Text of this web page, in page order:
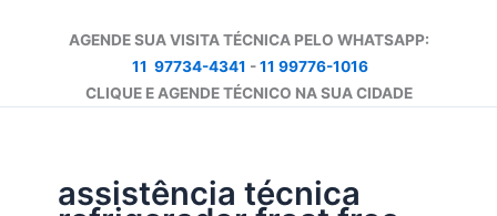
AGENDE SUA VISITA TÉCNICA PELO WHATSAPP:
11 97734-4341 -11 99776-1016
CLIQUE E AGENDE TÉCNICO NA SUA CIDADE
assistência técnica